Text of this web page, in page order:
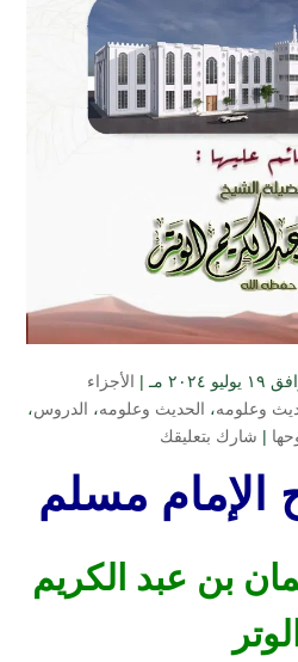
الأجزاء
وعلومه، الحديث وعلومه، الدروس،
| شارك بتعليقك
مسلم
بن عبد الكريم
الوتر